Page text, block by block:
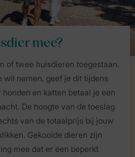
mee?
of twee huisdieren toegestaan.
wil nemen, geef je dit tijdens
honden en katten betaal je een
De hoogte van de toeslag
van de totaalprijs bij jouw
Gekooide dieren zijn
mee dat er een beperkt